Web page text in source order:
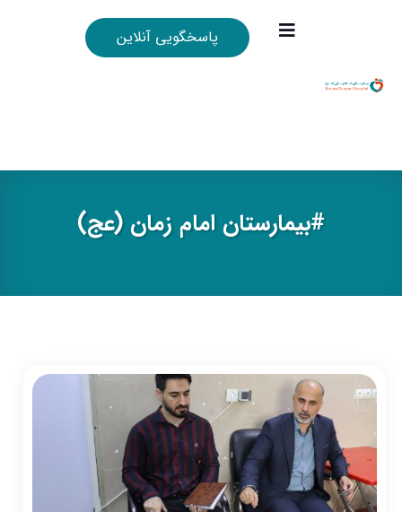
پاسخگویی آنلاین
#بيمارستان امام زمان (عج)